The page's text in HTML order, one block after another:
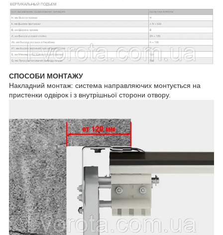
СПОСОБИ МОНТАЖУ
Накладний монтаж: система направляючих монтується на
пристенки одвірок і з внутрішньої сторони отвору.